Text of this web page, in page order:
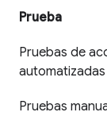
Prueba
Pruebas de
automatizadas
Pruebas